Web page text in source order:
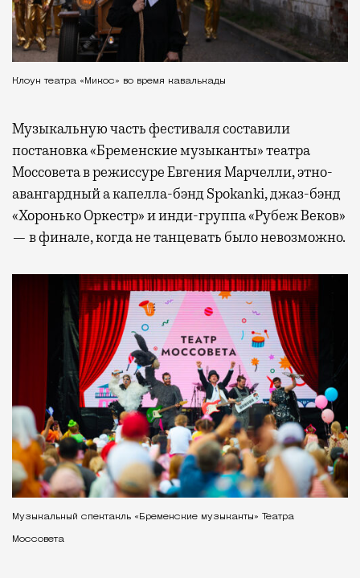
Клоун театра «Микос» во время кавалькады
Музыкальную часть фестиваля составили
постановка «Бременские музыканты» театра
Моссовета в режиссуре Евгения Марчелли, этно-
авангардный а капелла-бэнд Spokanki, джаз-бэнд
«Хоронько Оркестр» и инди-группа «Рубеж Веков»
— в финале, когда не танцевать было невозможно.
Музыкальный спектакль «Бременские музыканты» Театра
Моссовета